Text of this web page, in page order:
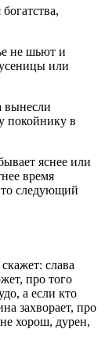
не шьют и
или
вынесли
покойнику в
яснее или
время
то следующий
слава
про того
а если кто
захворает, про
не хорош, дурен,